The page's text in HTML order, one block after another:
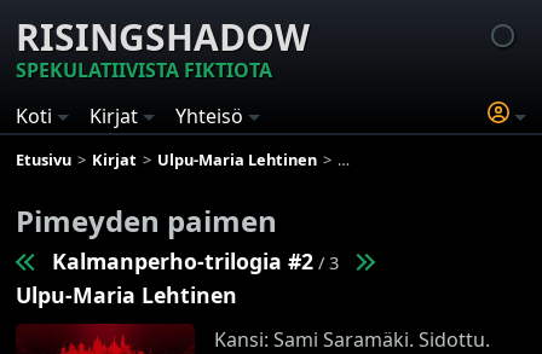
RISINGSHADOW
SPEKULATIIVISTA FIKTIOTA
Koti
Kirjat Yhteisö
Etusivu Kirjat Ulpu-Maria Lehtinen Kalmanperho-trilogia
Pimeyden paimen
Kalmanperho-trilogia #2 / 3
Ulpu-Maria Lehtinen
Kansi: Sami Saramäki. Sidottu.